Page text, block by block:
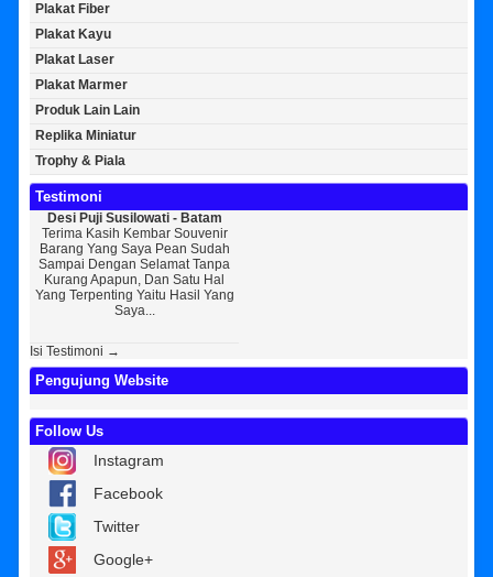
Plakat Fiber
Plakat Kayu
Plakat Laser
Plakat Marmer
Produk Lain Lain
Replika Miniatur
Trophy & Piala
Testimoni
Puji Susilowati - Batam
Kasih Kembar Souvenir
Yang Saya Pean Sudah
Dengan Selamat Tanpa
Apapun, Dan Satu Hal
Yaitu Hasil Yang
Bayu Kurniawan - Jakarta Pusat
Sedikit Membagikan Kisah Sukses
Saya, Perkenalkan Pak Saya Bayu
Kurniawan Reseller Patung
Wisuda Dan Souvenir Wisuda Di
Kembar Souvenir, Sebetulnya S...
Isi Testimoni →
Pengujung Website
Follow Us
Instagram
Facebook
Twitter
Google+